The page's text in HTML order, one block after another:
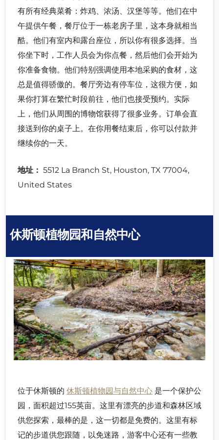
有所有经典菜肴：炸鸡、浓汤、汉堡等等。他们在中
午提供午餐，餐厅位于一栋老房子里，这本身就相当
酷。他们有室内和露台座位，所以你有很多选择。当
你坐下时，工作人员会为你点餐，然后他们会开始为
你准备食物。他们特别强调使用本地采购的食材，这
总是值得骄傲的。餐厅旁边有停车位，这很方便，如
果你打算在繁忙时段前往，他们也接受预约。实际
上，他们从周围的博物馆获得了很多业务。订单会直
接送到你的桌子上。在你用餐结束后，你可以付款并
继续你的一天。
地址： 5512 La Branch St, Houston, TX 77004,
United States
休斯顿植物园和自然中心
位于休斯顿的 休斯顿植物园与自然中心 是一个保护公
园，面积超过155英亩。这里有漂亮的步道和森林区域
供您探索，最棒的是，这一切都是免费的。这里有标
记的步道供您跟随，以免迷路，游客中心还有一些教